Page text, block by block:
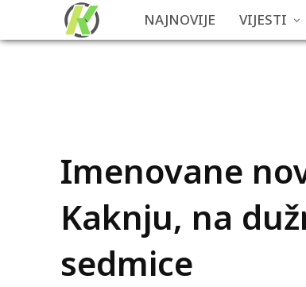
NAJNOVIJE VIJESTI
Imenovane
Kaknju, na
sedmice